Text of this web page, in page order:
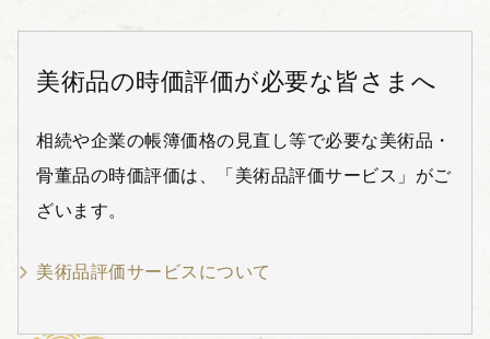
美術品の時価評価が必要な皆さまへ
相続や企業の帳簿価格の見直し等で必要な美術品・
骨董品の時価評価は、「美術品評価サービス」がご
ざいます。
美術品評価サービスについて